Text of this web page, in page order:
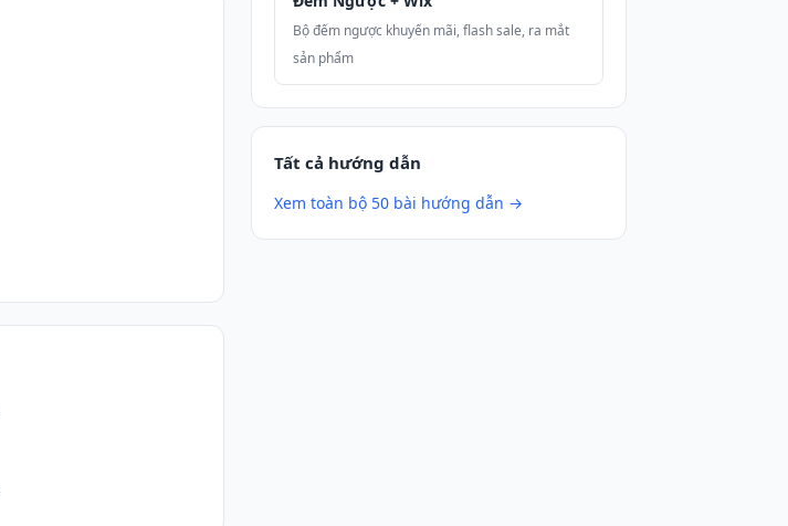
Bộ đếm ngược khuyến mãi, flash sale, ra mắt
sản phẩm
Tất cả hướng dẫn
Xem toàn bộ 50 bài hướng dẫn →